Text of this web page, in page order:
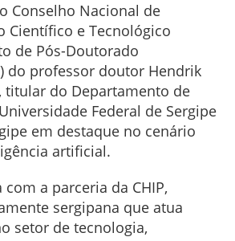
Conselho Nacional de
Científico e Tecnológico
de Pós-Doutorado
do professor doutor Hendrik
titular do Departamento de
Federal de Sergipe
em destaque no cenário
artificial.
a parceria da CHIP,
sergipana que atua
setor de tecnologia,